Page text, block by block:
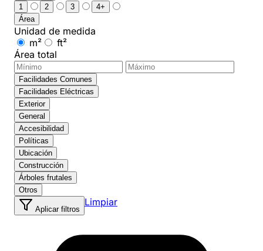
1
2 3
4+
Área
Unidad de medida
m²
ft²
Área total
Facilidades Comunes
Facilidades Eléctricas
Exterior
General
Accesibilidad
Políticas
Ubicación
Construcción
Árboles frutales
Otros
Aplicar filtros
Limpiar